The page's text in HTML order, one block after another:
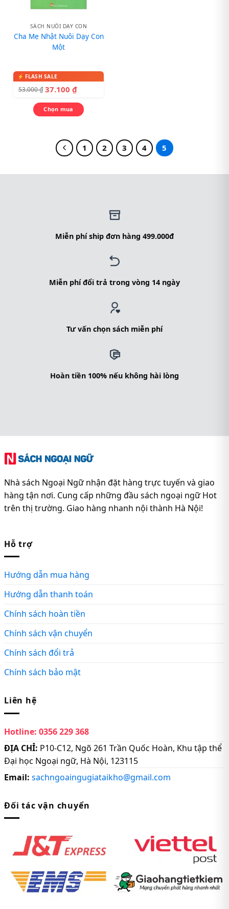
SÁCH NUÔI DẠY CON
Cha Mẹ Nhật Nuôi Dạy Con
Một
53.000₫ 37.100 ₫
Chọn mua
1 2 3 4 5
Miễn phí ship đơn hàng 499.000đ
Miễn phí đổi trả trong vòng 14 ngày
Tư vấn chọn sách miễn phí
Hoàn tiền 100% nếu không hài lòng
Nhà sách Ngoại Ngữ nhận đặt hàng trực tuyến và giao
hàng tận nơi. Cung cấp những đầu sách ngoại ngữ Hot
trên thị trường. Giao hàng nhanh nội thành Hà Nội!
Hỗ trợ
Hướng dẫn mua hàng
Hướng dẫn thanh toán
Chính sách hoàn tiền
Chính sách vận chuyển
Chính sách đổi trả
Chính sách bảo mật
Liên hệ
Hotline: 0356 229 368
ĐỊA CHỈ: P10-C12, Ngõ 261 Trần Quốc Hoàn, Khu tập thể
Đại học Ngoại ngữ, Hà Nội, 123115
Email: sachngoaingugiataikho@gmail.com
Đối tác vận chuyển